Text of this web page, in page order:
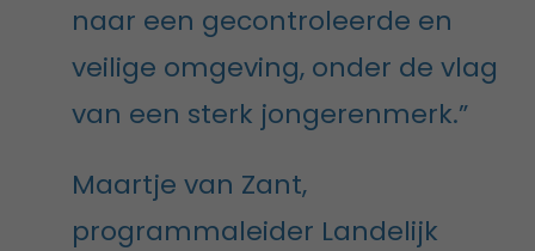
naar een gecontroleerde en
veilige omgeving, onder de vlag
van een sterk jongerenmerk.”
Maartje van Zant,
programmaleider Landelijk